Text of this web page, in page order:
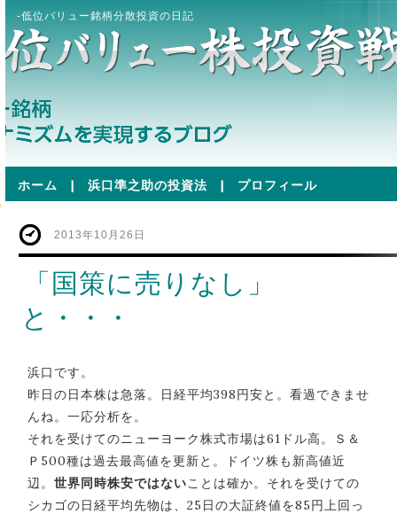
-低位バリュー銘柄分散投資の日記
ホーム | 浜口準之助の投資法 | プロフィール
2013年10月26日
「国策に売りなし」
と・・・
浜口です。
昨日の日本株は急落。日経平均398円安と。看過できませ
んね。一応分析を。
それを受けてのニューヨーク株式市場は61ドル高。Ｓ＆
Ｐ500種は過去最高値を更新と。ドイツ株も新高値近
辺。 世界同時株安ではないことは確か。それを受けての
シカゴの日経平均先物は、25日の大証終値を85円上回っ